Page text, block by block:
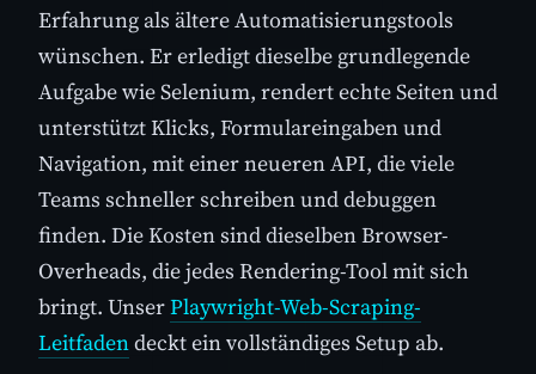
Erfahrung als ältere Automatisierungstools
wünschen. Er erledigt dieselbe grundlegende
Aufgabe wie Selenium, rendert echte Seiten und
unterstützt Klicks, Formulareingaben und
Navigation, mit einer neueren API, die viele
Teams schneller schreiben und debuggen
finden. Die Kosten sind dieselben Browser-
Overheads, die jedes Rendering-Tool mit sich
bringt. UnserPlaywright-Web-Scraping-
Leitfadendeckt ein vollständiges Setup ab.